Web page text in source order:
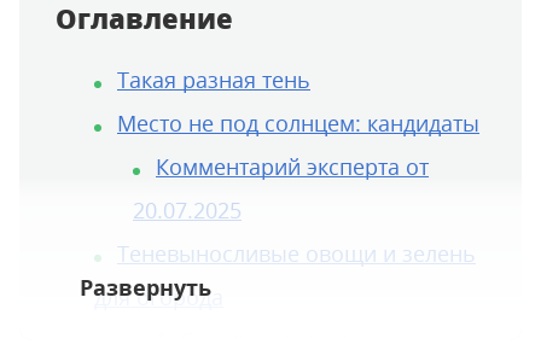
Оглавление
Такая разная тень
Место не под солнцем: кандидаты
Комментарий эксперта от
20.07.2025
Теневыносливые овощи и зелень
для огорода